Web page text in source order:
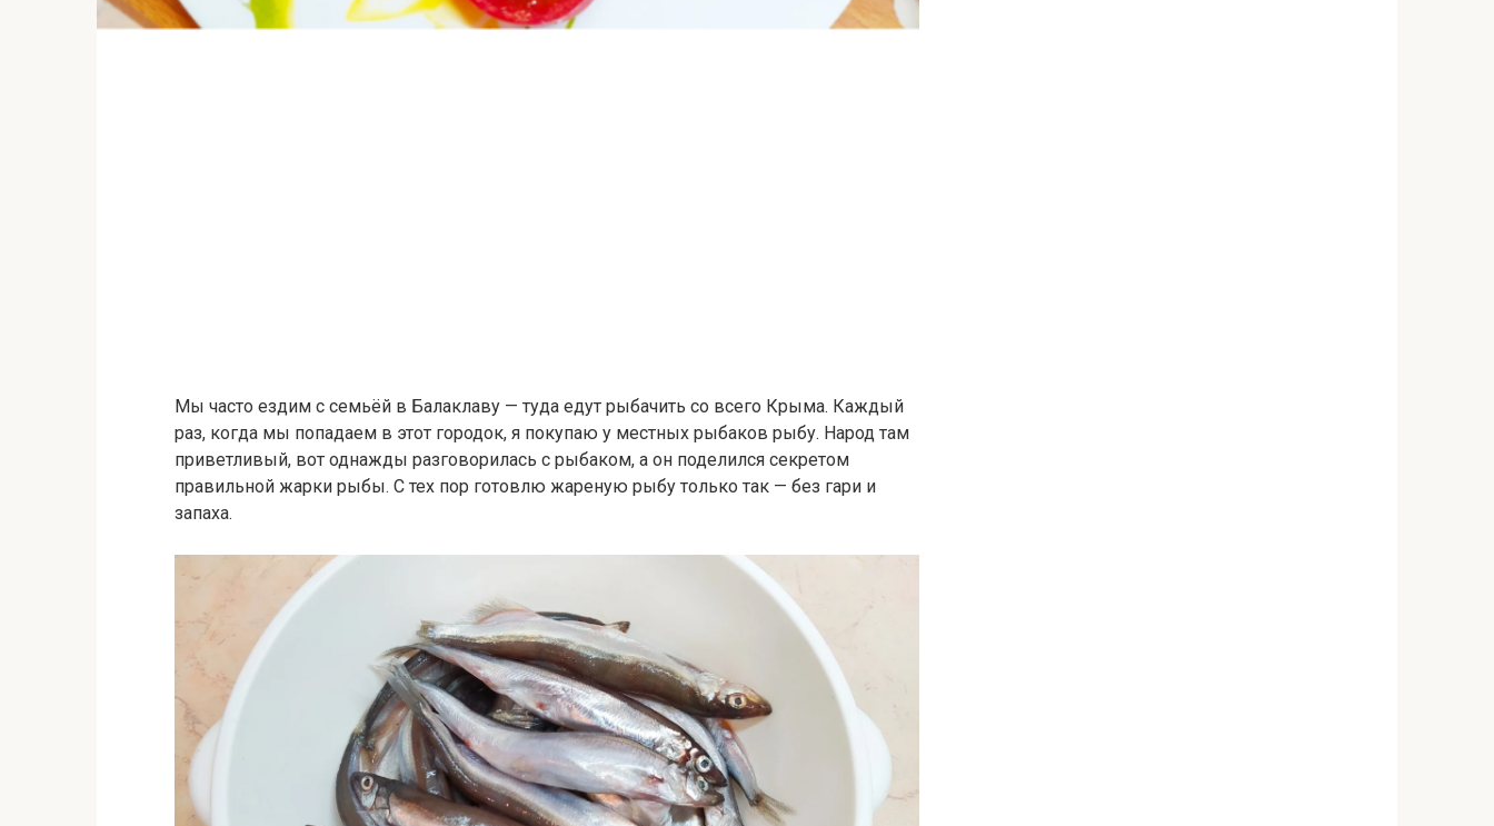
Мы часто ездим с семьёй в Балаклаву — туда едут рыбачить со всего Крыма. Каждый
раз, когда мы попадаем в этот городок, я покупаю у местных рыбаков рыбу. Народ там
приветливый, вот однажды разговорилась с рыбаком, а он поделился секретом
правильной жарки рыбы. С тех пор готовлю жареную рыбу только так — без гари и
запаха.